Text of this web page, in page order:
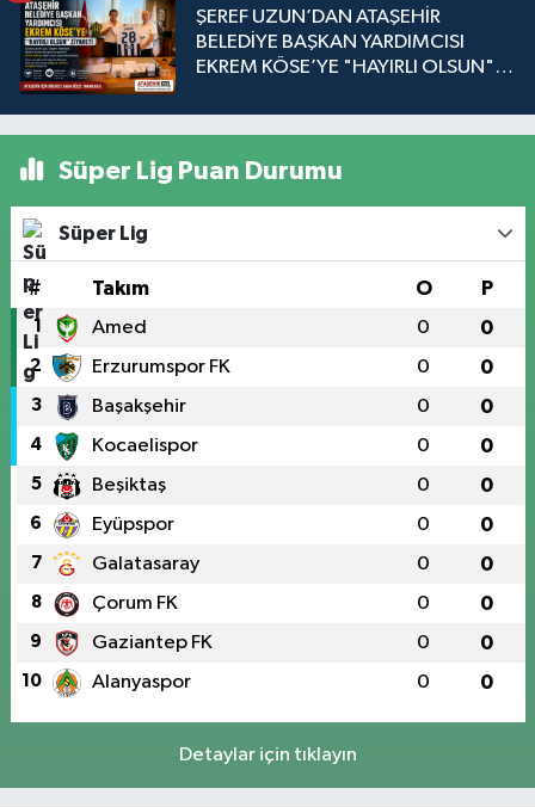
ŞEREF UZUN’DAN ATAŞEHİR
BELEDİYE BAŞKAN YARDIMCISI
EKREM KÖSE’YE "HAYIRLI OLSUN"
Süper Lig Puan Durumu
Süper Lig
# Takım O P
1 Amed 0 0
2 Erzurumspor FK 0 0
3 Başakşehir 0 0
4 Kocaelispor 0 0
5 Beşiktaş 0 0
6 Eyüpspor 0 0
7 Galatasaray 0 0
8 Çorum FK 0 0
9 Gaziantep FK 0 0
10 Alanyaspor 0 0
Detaylar için tıklayın